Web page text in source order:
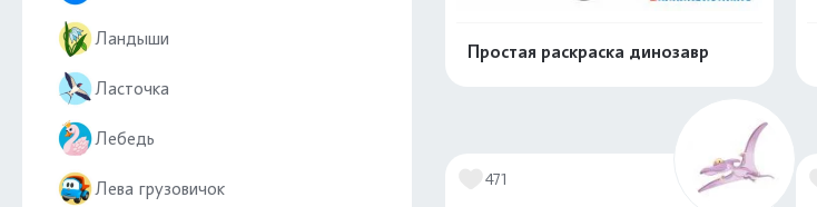
Ландыши
Ласточка
Лебедь
Лева грузовичок
Простая раскраска динозавр
471